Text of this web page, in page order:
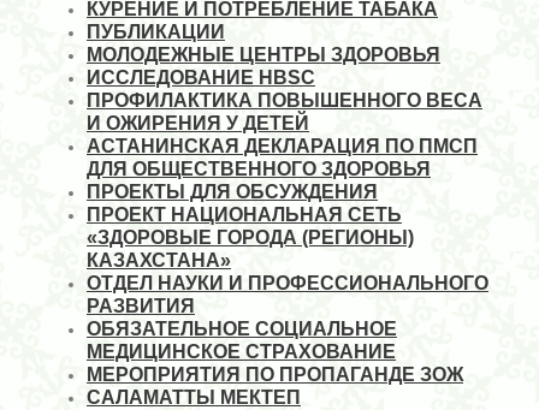
КУРЕНИЕ И ПОТРЕБЛЕНИЕ ТАБАКА
ПУБЛИКАЦИИ
МОЛОДЕЖНЫЕ ЦЕНТРЫ ЗДОРОВЬЯ
ИССЛЕДОВАНИЕ HBSC
ПРОФИЛАКТИКА ПОВЫШЕННОГО ВЕСА
И ОЖИРЕНИЯ У ДЕТЕЙ
АСТАНИНСКАЯ ДЕКЛАРАЦИЯ ПО ПМСП
ДЛЯ ОБЩЕСТВЕННОГО ЗДОРОВЬЯ
ПРОЕКТЫ ДЛЯ ОБСУЖДЕНИЯ
ПРОЕКТ НАЦИОНАЛЬНАЯ СЕТЬ
«ЗДОРОВЫЕ ГОРОДА (РЕГИОНЫ)
КАЗАХСТАНА»
ОТДЕЛ НАУКИ И ПРОФЕССИОНАЛЬНОГО
РАЗВИТИЯ
ОБЯЗАТЕЛЬНОЕ СОЦИАЛЬНОЕ
МЕДИЦИНСКОЕ СТРАХОВАНИЕ
МЕРОПРИЯТИЯ ПО ПРОПАГАНДЕ ЗОЖ
САЛАМАТТЫ МЕКТЕП